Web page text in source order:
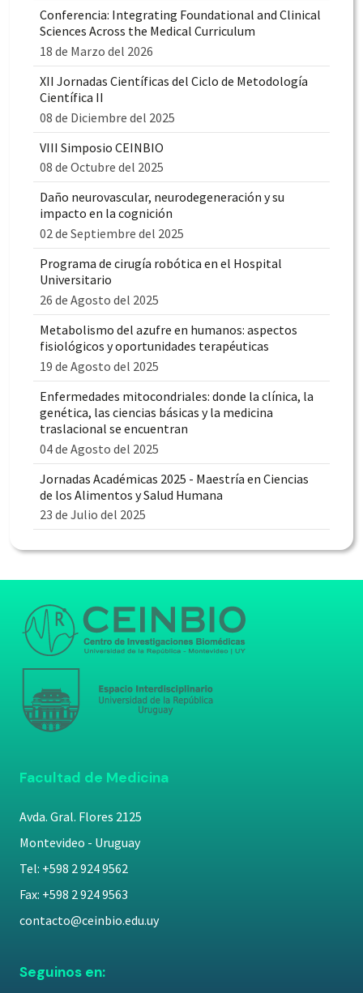
Conferencia: Integrating Foundational and Clinical
Sciences Across the Medical Curriculum
18 de Marzo del 2026
XII Jornadas Científicas del Ciclo de Metodología
Científica II
08 de Diciembre del 2025
VIII Simposio CEINBIO
08 de Octubre del 2025
Daño neurovascular, neurodegeneración y su
impacto en la cognición
02 de Septiembre del 2025
Programa de cirugía robótica en el Hospital
Universitario
26 de Agosto del 2025
Metabolismo del azufre en humanos: aspectos
fisiológicos y oportunidades terapéuticas
19 de Agosto del 2025
Enfermedades mitocondriales: donde la clínica, la
genética, las ciencias básicas y la medicina
traslacional se encuentran
04 de Agosto del 2025
Jornadas Académicas 2025 - Maestría en Ciencias
de los Alimentos y Salud Humana
23 de Julio del 2025
Facultad de Medicina
Avda. Gral. Flores 2125
Montevideo - Uruguay
Tel: +598 2 924 9562
Fax: +598 2 924 9563
contacto@ceinbio.edu.uy
Seguinos en: